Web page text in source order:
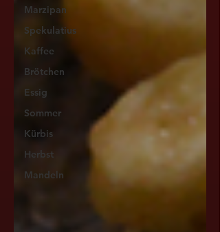
Marzipan
Spekulatius
Kaffee
Brötchen
Essig
Sommer
Kürbis
Herbst
Mandeln